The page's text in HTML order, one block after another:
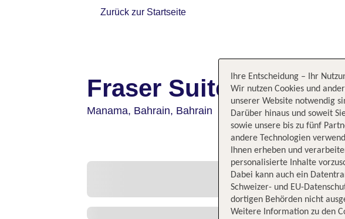
Zurück zur Startseite
Fraser Suites
Manama, Bahrain, Bahrain
Ihre Entscheidung – Ihr
Wir nutzen Cookies und
unserer Website notwendig
Darüber hinaus und soweit
sowie unsere bis zu fünf
andere Technologien
Ihnen erheben und
personalisierte Inhalte
Dabei kann auch ein
Schweizer- und EU-
dortigen Behörden nicht
Weitere Information zu den